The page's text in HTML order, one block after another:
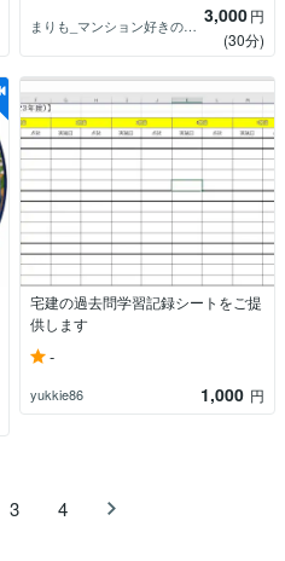
まりも_マンション好きの中小企業診断士 3,000円
(30分)
宅建の過去問学習記録シートをご提
供します
-
yukkie86 1,000 円
3 4